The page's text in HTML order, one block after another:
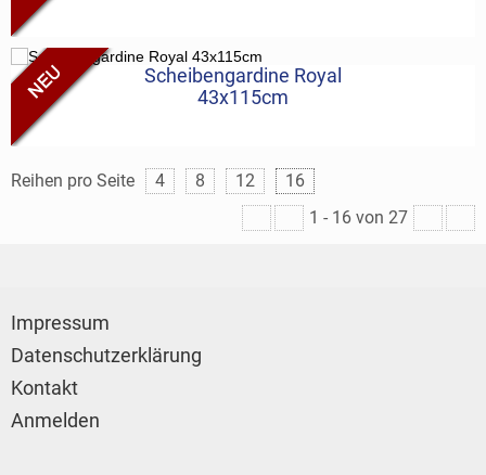
Scheibengardine Royal
43x115cm
Reihen pro Seite 4 8 12
16
1 - 16 von 27
Impressum
Datenschutzerklärung
Kontakt
Anmelden